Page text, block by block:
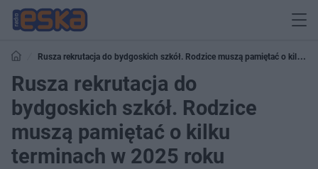
Rusza rekrutacja do bydgoskich szkół. Rodzice muszą pamiętać o kilku
terminach w 2025 roku
Rusza rekrutacja do
bydgoskich szkół. Rodzice
muszą pamiętać o kilku
terminach w 2025 roku